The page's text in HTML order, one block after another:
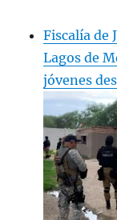
Fiscalía de
Lagos de
jóvenes